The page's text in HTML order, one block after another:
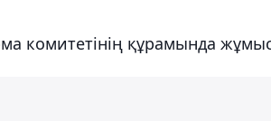
комитетінің құрамында жұмыс